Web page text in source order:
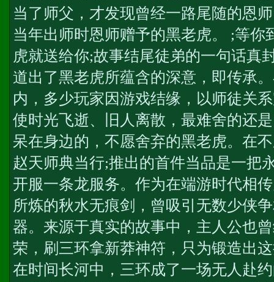
当了师父，才发现曾经一路尾随的恩
当年出师时恩师赠予的黑老虎。 ;等你
虎就送给你;故事结尾徒弟的一句话真
道出了黑老虎所蕴含的深意，即传承
内，多少玩家因游戏结缘，以师徒关
使时光飞逝、旧人离散，最难舍的还
呆在身边的，不愿舍弃的黑老虎。在
赵天师典当行;推出的首件当品是一把
开服一条龙服务。作为在端游时代相
所炼的秋水无痕剑，曾吸引无数少侠
器。来源于真实的故事中，主人公也
荣，刷三环拿新莽神符，只为锻造出
在时间长河中，三环成了一场无人赴